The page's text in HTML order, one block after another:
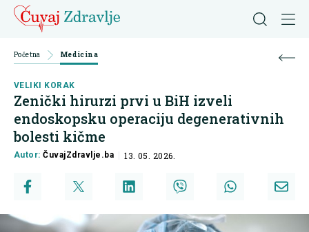
Početna Medicina
VELIKI KORAK
Zenički hirurzi prvi u BiH izveli
endoskopsku operaciju degenerativnih
bolesti kičme
Autor:ČuvajZdravlje.ba 13. 05. 2026.